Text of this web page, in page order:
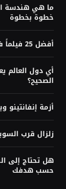
خطوة بخطوة
أفضل 25 فيلماً في تاريخ IMDb حسب تقييم الجمهور 2026
أي دول العالم
الصحيح؟
أزمة
زلزال قرب
هل تحتاج إلى
حسب هدفك